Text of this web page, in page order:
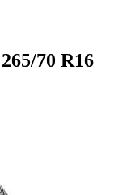
70 R16